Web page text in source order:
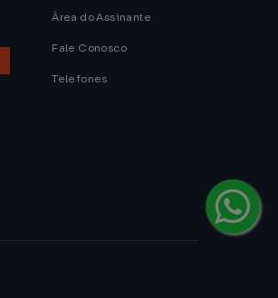
Área do Assinante
Fale Conosco
Telefones